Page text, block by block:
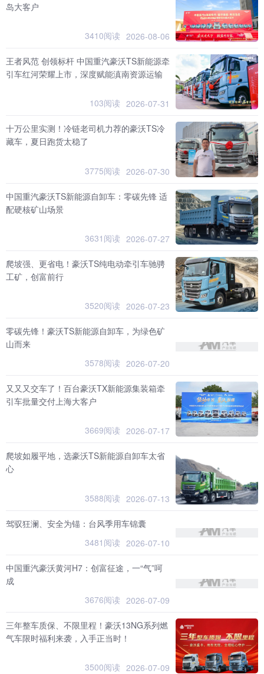
岛大客户
3410阅读 2026-08-06
王者风范 创领标杆 中国重汽豪沃TS新能源牵
引车红河荣耀上市，深度赋能滇南资源运输
103阅读 2026-07-31
十万公里实测！冷链老司机力荐的豪沃TS冷
藏车，夏日跑货太稳了
3775阅读 2026-07-30
中国重汽豪沃TS新能源自卸车：零碳先锋 适
配硬核矿山场景
3631阅读 2026-07-27
爬坡强、更省电！豪沃TS纯电动牵引车驰骋
工矿，创富前行
3520阅读 2026-07-23
零碳先锋！豪沃TS新能源自卸车，为绿色矿
山而来
3578阅读 2026-07-20
又又又交车了！百台豪沃TX新能源集装箱牵
引车批量交付上海大客户
3669阅读 2026-07-17
爬坡如履平地，选豪沃TS新能源自卸车太省
心
3588阅读 2026-07-13
驾驭狂澜、安全为锚：台风季用车锦囊
3481阅读 2026-07-10
中国重汽豪沃黄河H7：创富征途，一“气”呵
成
3676阅读 2026-07-09
三年整车质保、不限里程！豪沃13NG系列燃
气车限时福利来袭，入手正当时！
3500阅读 2026-07-09